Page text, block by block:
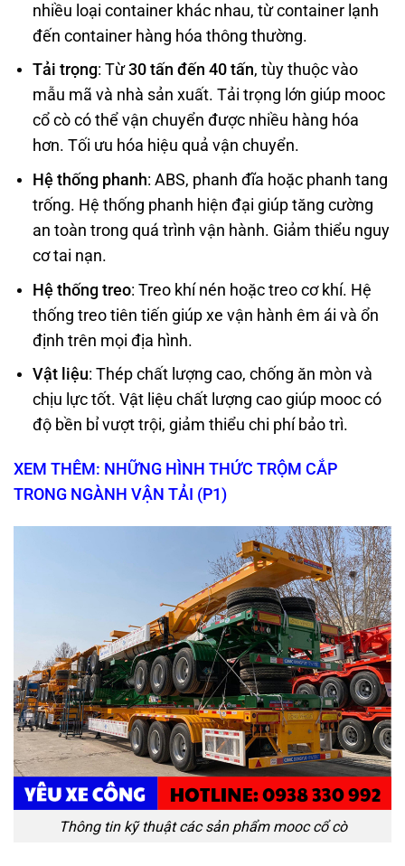
nhiều loại container khác nhau, từ container lạnh
đến container hàng hóa thông thường.
Tải trọng: Từ30 tấn đến 40 tấn, tùy thuộc vào
mẫu mã và nhà sản xuất. Tải trọng lớn giúp mooc
cổ cò có thể vận chuyển được nhiều hàng hóa
hơn. Tối ưu hóa hiệu quả vận chuyển.
Hệ thống phanh: ABS, phanh đĩa hoặc phanh tang
trống. Hệ thống phanh hiện đại giúp tăng cường
an toàn trong quá trình vận hành. Giảm thiểu nguy
cơ tai nạn.
Hệ thống treo: Treo khí nén hoặc treo cơ khí. Hệ
thống treo tiên tiến giúp xe vận hành êm ái và ổn
định trên mọi địa hình.
Vật liệu: Thép chất lượng cao, chống ăn mòn và
chịu lực tốt. Vật liệu chất lượng cao giúp mooc có
độ bền bỉ vượt trội, giảm thiểu chi phí bảo trì.
XEM THÊM: NHỮNG HÌNH THỨC TRỘM CẮP
TRONG NGÀNH VẬN TẢI (P1)
Thông tin kỹ thuật các sản phẩm mooc cổ cò